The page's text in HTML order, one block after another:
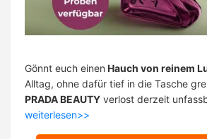
Gönnt euch einen Hauch von reinem
Alltag, ohne dafür tief in die Tasche
PRADA BEAUTY verlost derzeit
weiterlesen>>